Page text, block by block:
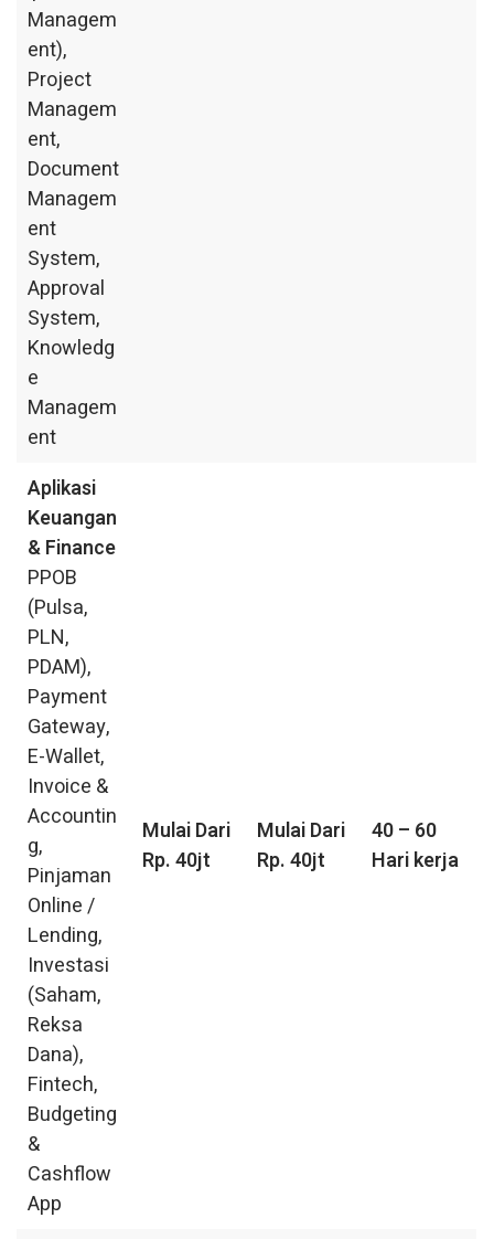
Managem
ent),
Project
Managem
ent,
Document
Managem
ent
System,
Approval
System,
Knowledg
e
Managem
ent
Aplikasi
Keuangan
& Finance
PPOB
(Pulsa,
PLN,
PDAM),
Payment
Gateway,
E-Wallet,
Invoice &
Accountin
g,
Pinjaman
Online /
Lending,
Investasi
(Saham,
Reksa
Dana),
Fintech,
Budgeting
&
Cashflow
App
Mulai Dari
Rp. 40jt
Mulai Dari
Rp. 40jt
40 – 60
Hari kerja